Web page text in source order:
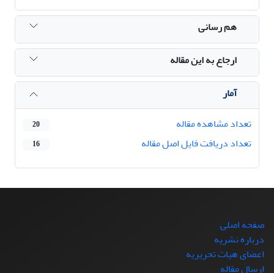
هم رسانی
ارجاع به این مقاله
آمار
تعداد مشاهده مقاله
20
تعداد دریافت فایل اصل مقاله 16
صفحه اصلی
درباره نشریه
اعضای هیات تحریریه
ارسال مقاله